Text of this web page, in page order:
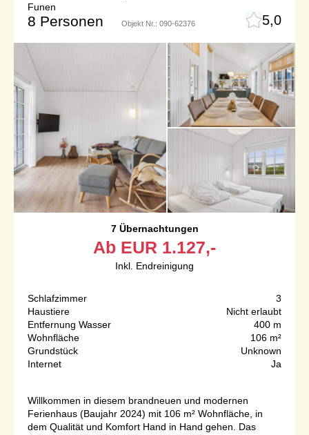
Funen
8 Personen Objekt Nr.: 090-62376 5,0
7 Übernachtungen
Ab EUR 1.127,-
Inkl. Endreinigung
Schlafzimmer
3
Haustiere
Nicht erlaubt
Entfernung Wasser
400 m
Wohnfläche
106 m²
Grundstück
Unknown
Internet
Ja
Willkommen in diesem brandneuen und modernen
Ferienhaus (Baujahr 2024) mit 106 m² Wohnfläche, in
dem Qualität und Komfort Hand in Hand gehen. Das